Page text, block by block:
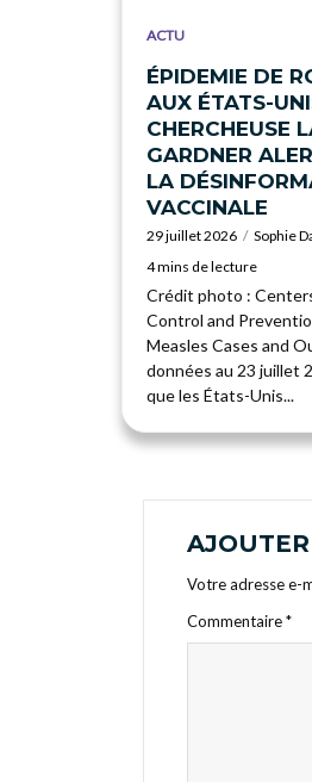
ACTU
ÉPIDEMIE DE
AUX ÉTATS-
CHERCHEUSE
GARDNER
LA
VACCINALE
29 juillet 2026
Sophie
4 mins de lecture
Crédit photo :
Control and
Measles Cases and
données au 23 juillet
que les États-Unis...
Votre adresse e-
Commentaire*